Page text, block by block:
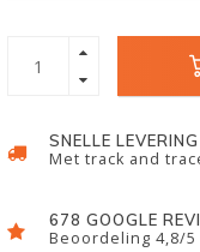
SNELLE LEVERING
Met track and
678 GOOGLE
Beoordeling 4,8/